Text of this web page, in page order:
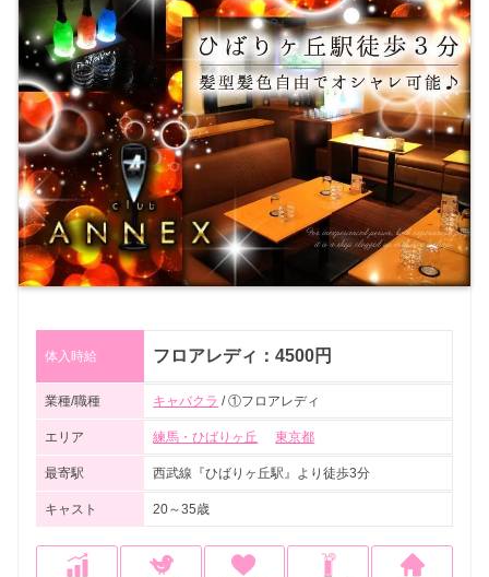
体入時給 フロアレディ：4500円
業種/職種 キャバクラ / ①フロアレディ
エリア 練馬・ひばりヶ丘 東京都
最寄駅 西武線『ひばりヶ丘駅』より徒歩3分
キャスト 20～35歳